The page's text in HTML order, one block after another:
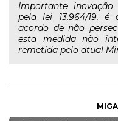
Importante
pela lei 13.964/19, é
acordo de não
esta medida não
remetida pelo atual